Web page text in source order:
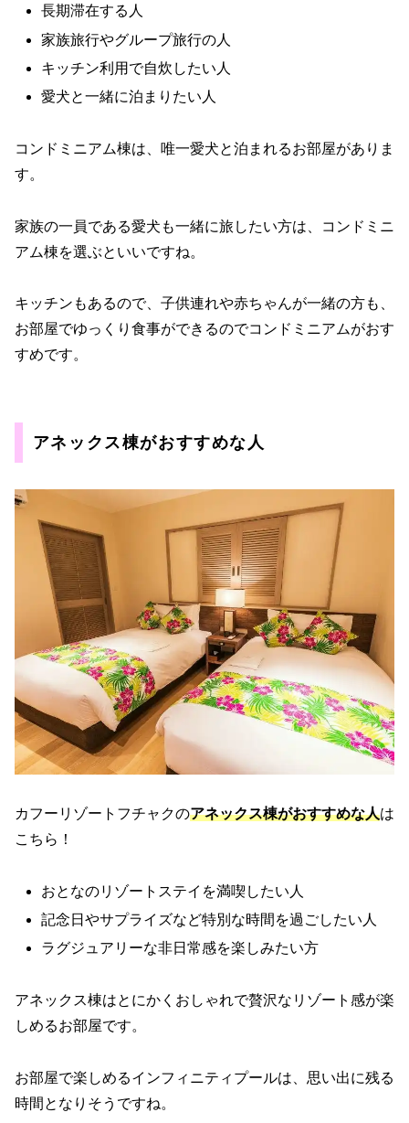
長期滞在する人
家族旅行やグループ旅行の人
キッチン利用で自炊したい人
愛犬と一緒に泊まりたい人
コンドミニアム棟は、唯一愛犬と泊まれるお部屋がありま
す。
家族の一員である愛犬も一緒に旅したい方は、コンドミニ
アム棟を選ぶといいですね。
キッチンもあるので、子供連れや赤ちゃんが一緒の方も、
お部屋でゆっくり食事ができるのでコンドミニアムがおす
すめです。
アネックス棟がおすすめな人
カフーリゾートフチャクのアネックス棟がおすすめな人は
こちら！
おとなのリゾートステイを満喫したい人
記念日やサプライズなど特別な時間を過ごしたい人
ラグジュアリーな非日常感を楽しみたい方
アネックス棟はとにかくおしゃれで贅沢なリゾート感が楽
しめるお部屋です。
お部屋で楽しめるインフィニティプールは、思い出に残る
時間となりそうですね。